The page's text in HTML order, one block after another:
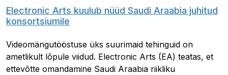
Electronic Arts kuulub nüüd Saudi Araabia juhitud
konsortsiumile
Videomängutööstuse üks suurimaid tehinguid on
ametlikult lõpule viidud. Electronic Arts (EA) teatas, et
ettevõtte omandamine Saudi Araabia riikliku